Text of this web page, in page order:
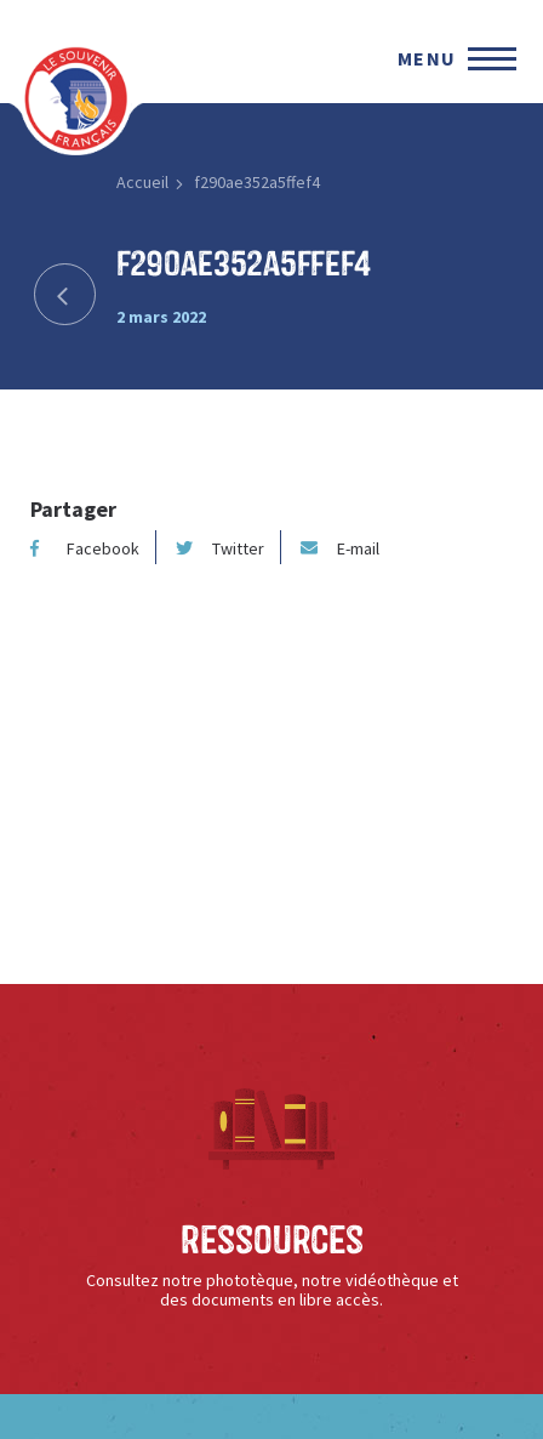
MENU
Accueil f290ae352a5ffef4
f290ae352a5ffef4
2 mars 2022
Partager
Facebook Twitter E-mail
Ressources
Consultez notre phototèque, notre vidéothèque et
des documents en libre accès.